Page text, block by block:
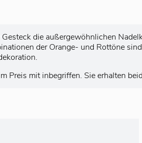
die außergewöhnlichen
der Orange- und Rottöne
Preis mit inbegriffen. Sie erhalten